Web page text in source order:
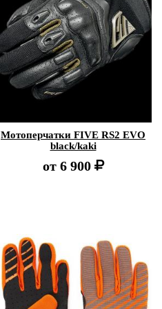
Мотоперчатки FIVE RS2 EVO
black/kaki
от 6 900